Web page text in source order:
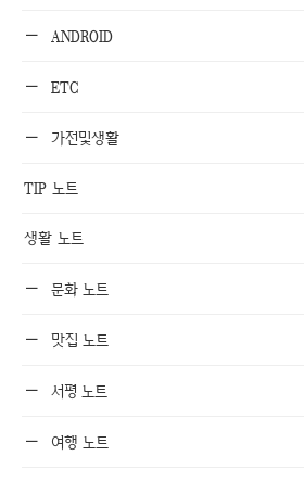
ANDROID
ETC
가전및생활
TIP 노트
생활 노트
문화 노트
맛집 노트
서평 노트
여행 노트